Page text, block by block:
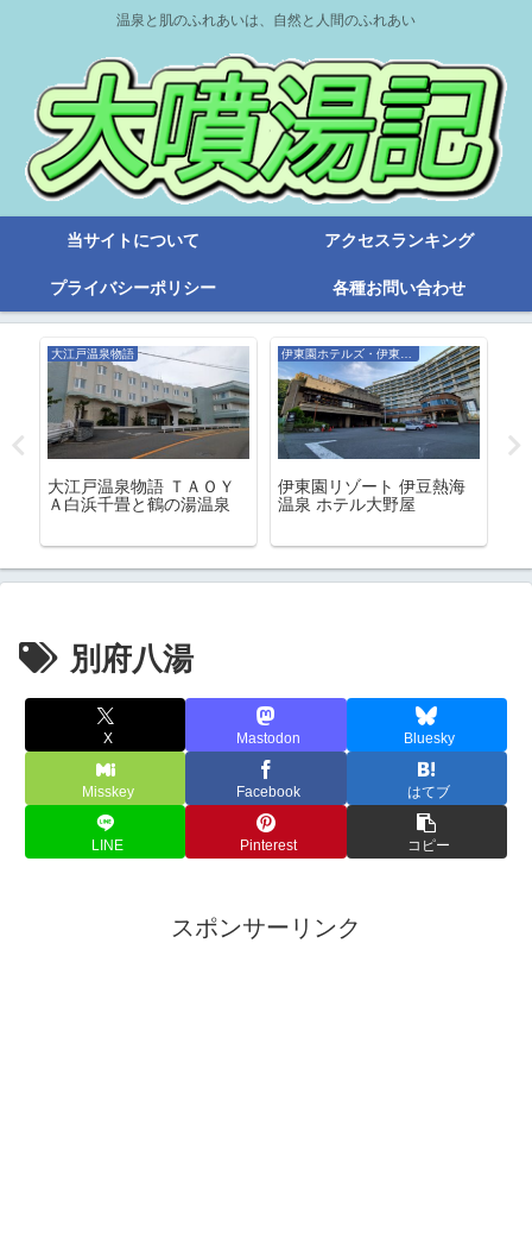
温泉と肌のふれあいは、自然と人間のふれあい
当サイトについて アクセスランキング
プライバシーポリシー 各種お問い合わせ
大江戸温泉物語
大江戸温泉物語 ＴＡＯＹ
Ａ白浜千畳と鶴の湯温泉
伊東園リゾート 伊豆熱海
温泉 ホテル大野屋
別府八湯
X Mastodon Bluesky
Misskey Facebook はてブ
LINE Pinterest コピー
スポンサーリンク